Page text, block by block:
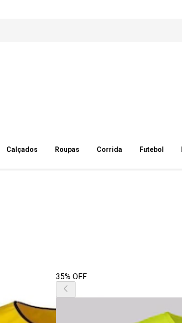
Calçados Roupas Corrida Futebol
35% OFF